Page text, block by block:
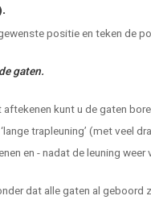
positie en teken de
gaten.
kunt u de gaten
trapleuning’ (met
en - nadat de leuning
dat alle gaten al geboord